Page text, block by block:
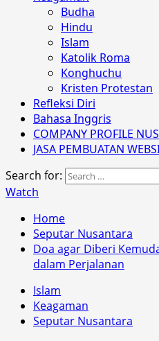
Budha
Hindu
Islam
Katolik Roma
Konghuchu
Kristen Protestan
Refleksi Diri
Bahasa Inggris
COMPANY PROFILE
JASA PEMBUATAN
Search for:
Watch
Home
Seputar Nusantara
Doa agar Diberi
dalam Perjalanan
Islam
Keagaman
Seputar Nusantara